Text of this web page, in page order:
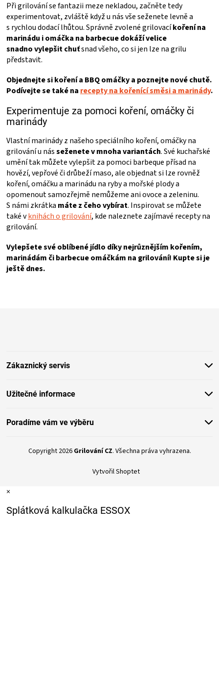
v
k
y
v
ý
p
u
Při grilování se fantazii meze nekladou, začněte tedy
experimentovat, zvláště když u nás vše seženete levně a
s rychlou dodací lhůtou. Správně zvolené grilovacíkoření na
marinádu i omáčka na barbecue dokáží velice
snadno vylepšit chuťsnad všeho, co si jen lze na grilu
představit.
Objednejte si koření a BBQ omáčky a poznejte nové chutě.
Podívejte se také na recepty na kořenící směsi a marinády.
Experimentuje za pomoci koření, omáčky či
marinády
Vlastní marinády z našeho speciálního koření, omáčky na
grilování u násseženete v mnoha variantách. Své kuchařské
umění tak můžete vylepšit za pomoci barbeque přísad na
hovězí, vepřové či drůbeží maso, ale objednat si lze rovněž
koření, omáčku a marinádu na ryby a mořské plody a
opomenout samozřejmě nemůžeme ani ovoce a zeleninu.
S námi zkrátka máte z čeho vybírat. Inspirovat se můžete
také vknihách o grilování, kde naleznete zajímavé recepty na
grilování.
Vylepšete své oblíbené jídlo díky nejrůznějším kořením,
marinádám či barbecue omáčkám na grilování! Kupte si je
ještě dnes.
Zákaznický servis
Užitečné informace
Poradíme vám ve výběru
Vytvořil Shoptet
Copyright 2026 Grilování CZ. Všechna práva vyhrazena.
×
Splátková kalkulačka ESSOX